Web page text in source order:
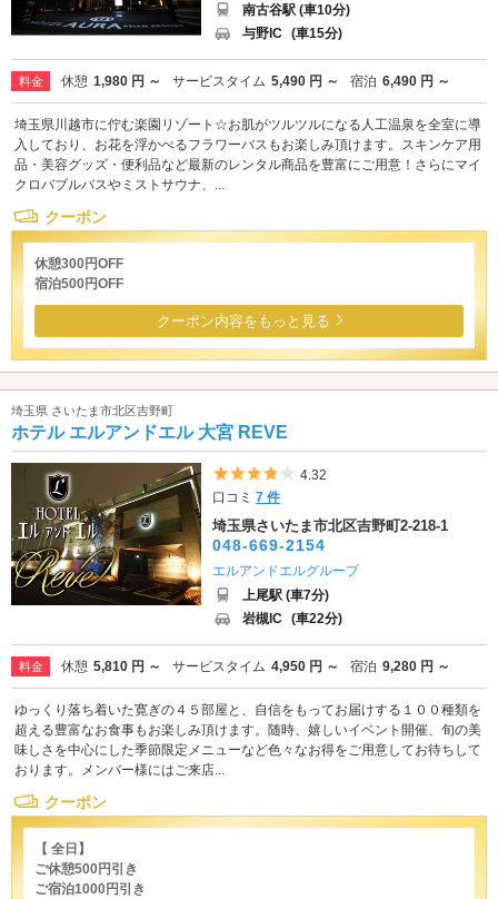
南古谷駅 (車10分)
与野IC (車15分)
料金 休憩 1,980 円 ～ サービスタイム 5,490 円 ～ 宿泊 6,490 円 ～
埼玉県川越市に佇む楽園リゾート☆お肌がツルツルになる人工温泉を全室に導
入しており、お花を浮かべるフラワーバスもお楽しみ頂けます。スキンケア用
品・美容グッズ・便利品など最新のレンタル商品を豊富にご用意！さらにマイ
クロバブルバスやミストサウナ、...
クーポン
休憩300円OFF
宿泊500円OFF
クーポン内容をもっと見る
埼玉県 さいたま市北区吉野町
ホテル エルアンドエル 大宮 REVE
5つ星のうち4
4.32
口コミ7 件
埼玉県さいたま市北区吉野町2-218-1
048-669-2154
エルアンドエルグループ
上尾駅 (車7分)
岩槻IC (車22分)
料金 休憩 5,810 円 ～ サービスタイム 4,950 円 ～ 宿泊 9,280 円 ～
ゆっくり落ち着いた寛ぎの４５部屋と、自信をもってお届けする１００種類を
超える豊富なお食事もお楽しみ頂けます。随時、嬉しいイベント開催、旬の美
味しさを中心にした季節限定メニューなど色々なお得をご用意してお待ちして
おります。メンバー様にはご来店...
クーポン
【 全日】
ご休憩500円引き
ご宿泊1000円引き